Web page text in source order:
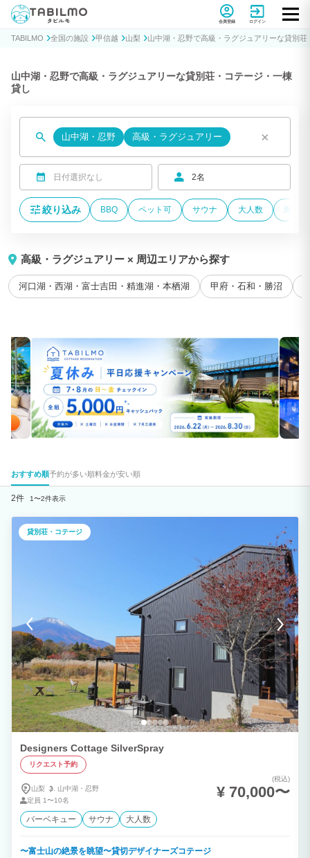
貸別荘コテージ・一棟貸し宿泊予約サイトTABILMO(タビルモ)
会員登録 ログイン
TABILMO 全国の施設 甲信越 山梨 山中湖・忍野で高級・ラグジュアリーな貸別
山中湖・忍野で高級・ラグジュアリーな貸別荘・コテージ・一棟
貸し
山中湖・忍野 高級・ラグジュアリー ×
日付選択なし 2名
絞り込み BBQ ペット可 サウナ 大人数 海が
高級・ラグジュアリー × 周辺エリアから探す
河口湖・西湖・富士吉田・精進湖・本栖湖 甲府・石和・勝沼
おすすめ順予約が多い順料金が安い順
2件 1〜2件表示
貸別荘・コテージ
Designers Cottage SilverSpray
リクエスト予約
山梨 山中湖・ 忍野
定員 1〜10名
(税込)
¥ 70,000〜
バーベキュー サウナ 大人数
〜富士山の絶景を眺望〜貸切デザイナーズコテージ